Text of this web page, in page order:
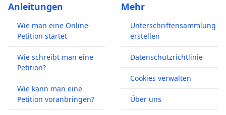
Anleitungen
Wie man eine Online-
Petition startet
Wie schreibt man eine
Petition?
Wie kann man eine
Petition voranbringen?
Mehr
Unterschriftensammlung
erstellen
Datenschutzrichtlinie
Cookies verwalten
Über uns